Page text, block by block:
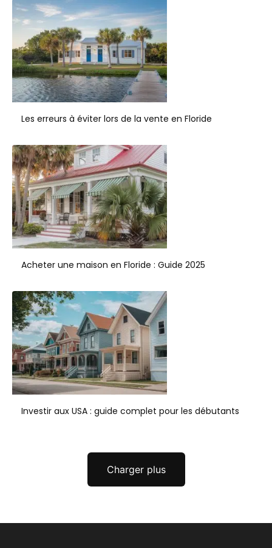
Les erreurs à éviter lors de la vente en Floride
Acheter une maison en Floride : Guide 2025
Investir aux USA : guide complet pour les débutants
Charger plus